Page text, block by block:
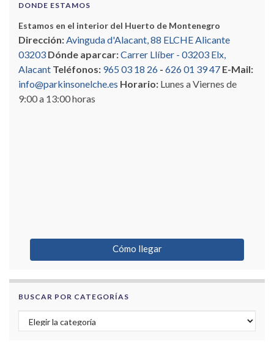
DONDE ESTAMOS
Estamos en el interior del Huerto de Montenegro
Dirección:Avinguda d'Alacant, 88 ELCHE Alicante
03203 Dónde aparcar:Carrer Llíber - 03203 Elx,
Alacant Teléfonos: 965 03 18 26 - 626 01 39 47 E-Mail:
info@parkinsonelche.es Horario: Lunes a Viernes de
9:00 a 13:00 horas
Cómo llegar
BUSCAR POR CATEGORÍAS
Buscar por categorías